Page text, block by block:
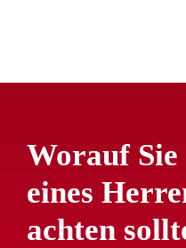
Worauf
eines
achten